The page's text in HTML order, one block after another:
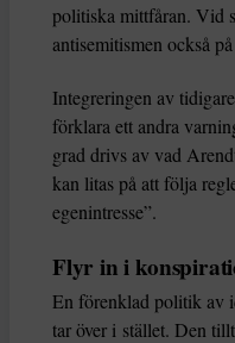
politiska mittfåran. Vid
antisemitismen också
Integreringen av
förklara ett andra
grad drivs av vad
kan litas på att följa
egenintresse”.
Flyr in i
En förenklad politik av
tar över i stället. Den